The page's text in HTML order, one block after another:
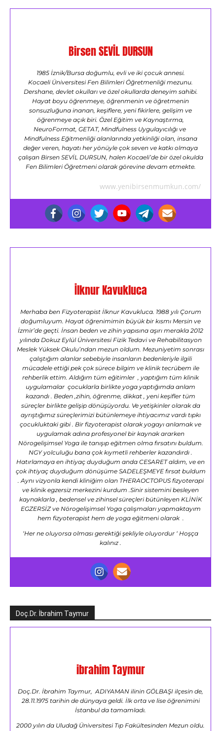
Birsen SEVİL DURSUN
1985 İznik/Bursa doğumlu, evli ve iki çocuk annesi.
Kocaeli Üniversitesi Fen Bilimleri Öğretmenliği mezunu.
Dershane, devlet okulları ve özel okullarda deneyim sahibi.
Hayat boyu öğrenmeye, öğrenmenin ve öğretmenin
sonsuzluğuna inanan, keşiflere, yeni fikirlere, gelişim ve
öğrenmeye açık biri. Özel Eğitim ve Kaynaştırma,
NeuroFormat, GETAT, Mindfulness Uygulayıcılığı ve
Mindfulness Eğitmenliği alanlarında yetkinliği olan, insana
değer veren, hayatı her yönüyle çok seven ve katkı olmaya
çalışan Birsen SEVİL DURSUN, halen Kocaeli’de bir özel okulda
Fen Bilimleri Öğretmeni olarak görevine devam etmekte.
www.yenibirsenmumkun.com/
İlknur Kavukluca
Merhaba ben Fizyoterapist İlknur Kavukluca. 1988 yılı Çorum
doğumluyum. Hayat öğrenimimin büyük bir kısmı Mersin ve
İzmir’de geçti. İnsan beden ve zihin yapısına aşırı merakla 2012
yılında Dokuz Eylül Üniversitesi Fizik Tedavi ve Rehabilitasyon
Meslek Yüksek Okulu’ndan mezun oldum. Mezuniyetim sonrası
çalıştığım alanlar sebebiyle insanların bedenleriyle ilgili
mücadele ettiği pek çok sürece bilgim ve klinik tecrübem ile
rehberlik ettim. Aldığım tüm eğitimler , yaptığım tüm klinik
uygulamalar çocuklarla birlikte yoga yaptığımda anlam
kazandı . Beden ,zihin, öğrenme, dikkat , yeni keşifler tüm
süreçler birlikte gelişip dönüşüyordu. Ve yetişkinler olarak da
ayrıştığımız süreçlerimizi bütünlemeye ihtiyacımız vardı tıpkı
çocukluktaki gibi . Bir fizyoterapist olarak yogayı anlamak ve
uygulamak adına profesyonel bir kaynak ararken
Nörogelişimsel Yoga ile tanışıp eğitmen olma fırsatını buldum.
NGY yolculuğu bana çok kıymetli rehberler kazandırdı .
Hatırlamaya en ihtiyaç duyduğum anda CESARET aldım, ve en
çok ihtiyaç duyduğum dönüşüme SADELEŞMEYE fırsat buldum
. Aynı vizyonla kendi kliniğim olan THERAOCTOPUS fizyoterapi
ve klinik egzersiz merkezini kurdum .Sinir sistemini besleyen
kaynaklarla , bedensel ve zihinsel süreçleri bütünleyen KLİNİK
EGZERSİZ ve Nörogelişimsel Yoga çalışmaları yapmaktayım
hem fizyoterapist hem de yoga eğitmeni olarak .
‘Her ne oluyorsa olması gerektiği şekliyle oluyordur ‘ Hoşça
kalınız .
Doç.Dr. İbrahim Taymur
ibrahim Taymur
Doç.Dr. İbrahim Taymur, ADIYAMAN ilinin GÖLBAŞI ilçesin de,
28.11.1975 tarihin de dünyaya geldi. İlk orta ve lise öğrenimini
İstanbul da tamamladı.
2000 yılın da Uludağ Üniversitesi Tıp Fakültesinden Mezun oldu.